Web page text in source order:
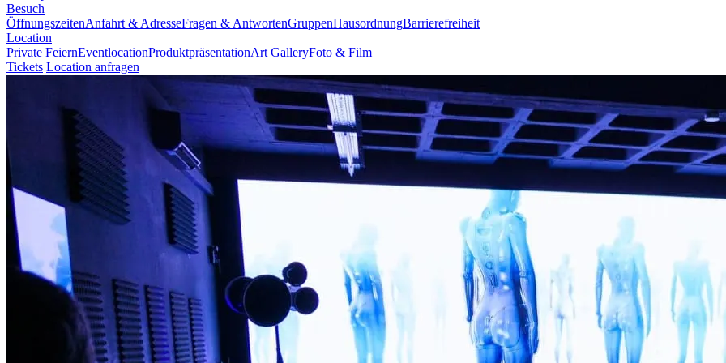
Besuch
ÖffnungszeitenAnfahrt & AdresseFragen & AntwortenGruppenHausordnungBarrierefreiheit
Location
Private FeiernEventlocationProduktpräsentationArt GalleryFoto & Film
Tickets Location anfragen